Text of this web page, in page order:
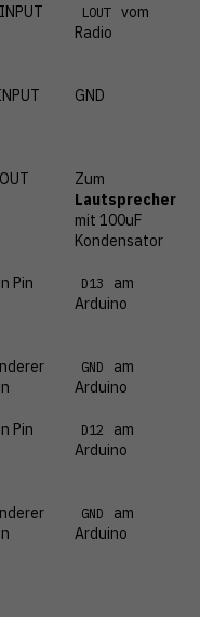
LOUT vom
Radio
GND
Zum
Lautsprecher
mit 100uF
Kondensator
Pin D13
am
Arduino
GND
am
Arduino
Pin D12
am
Arduino
GND
am
Arduino